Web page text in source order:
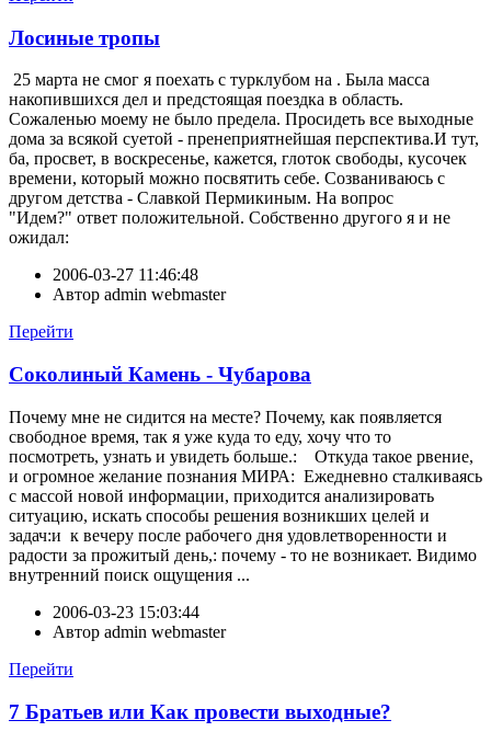
Лосиные тропы
25 марта не смог я поехать с турклубом на . Была масса
накопившихся дел и предстоящая поездка в область.
Сожаленью моему не было предела. Просидеть все выходные
дома за всякой суетой - пренеприятнейшая перспектива.И тут,
ба, просвет, в воскресенье, кажется, глоток свободы, кусочек
времени, который можно посвятить себе. Созваниваюсь с
другом детства - Славкой Пермикиным. На вопрос
"Идем?" ответ положительной. Собственно другого я и не
ожидал:
2006-03-27 11:46:48
Автор admin webmaster
Перейти
Соколиный Камень - Чубарова
Почему мне не сидится на месте? Почему, как появляется
свободное время, так я уже куда то еду, хочу что то
посмотреть, узнать и увидеть больше.: Откуда такое рвение,
и огромное желание познания МИРА: Ежедневно сталкиваясь
с массой новой информации, приходится анализировать
ситуацию, искать способы решения возникших целей и
задач:и к вечеру после рабочего дня удовлетворенности и
радости за прожитый день,: почему - то не возникает. Видимо
внутренний поиск ощущения ...
2006-03-23 15:03:44
Автор admin webmaster
Перейти
7 Братьев или Как провести выходные?